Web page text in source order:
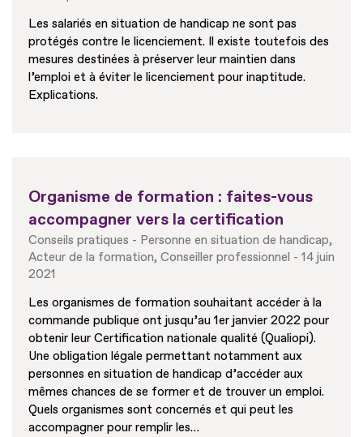
Les salariés en situation de handicap ne sont pas
protégés contre le licenciement. Il existe toutefois des
mesures destinées à préserver leur maintien dans
l’emploi et à éviter le licenciement pour inaptitude.
Explications.
Organisme de formation : faites-vous
accompagner vers la certification
Conseils pratiques
Personne en situation de handicap
Acteur de la formation Conseiller professionnel
14 juin
2021
Les organismes de formation souhaitant accéder à la
commande publique ont jusqu’au 1er janvier 2022 pour
obtenir leur Certification nationale qualité (Qualiopi).
Une obligation légale permettant notamment aux
personnes en situation de handicap d’accéder aux
mêmes chances de se former et de trouver un emploi.
Quels organismes sont concernés et qui peut les
accompagner pour remplir les…